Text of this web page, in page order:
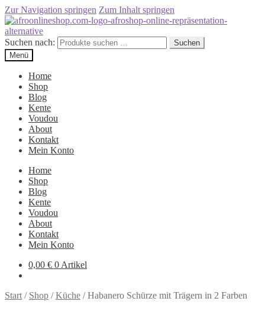
Zur Navigation springen Zum Inhalt springen
Suchen nach:
Suchen
Menü
Home
Shop
Blog
Kente
Voudou
About
Kontakt
Mein Konto
Home
Shop
Blog
Kente
Voudou
About
Kontakt
Mein Konto
0,00 € 0 Artikel
Start / Shop /Küche /Habanero Schürze mit Trägern in 2 Farben